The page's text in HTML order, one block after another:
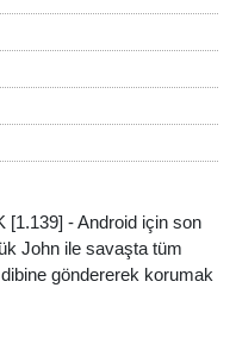
[1.139] - Android için son
John ile savaşta tüm
göndererek korumak